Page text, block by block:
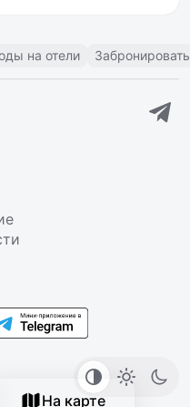
На карте
на отели